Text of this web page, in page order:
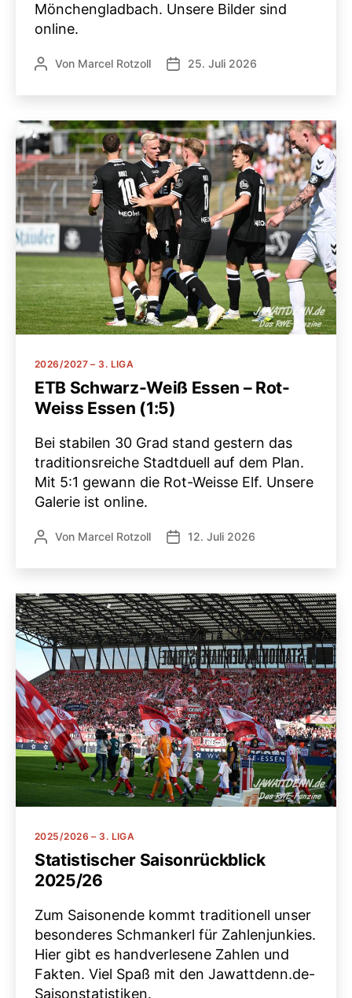
Mönchengladbach. Unsere Bilder sind
online.
Beitragsautor
Von Marcel Rotzoll Veröffentlichungsdatum
25. Juli 2026
Kategorien
2026/2027 – 3. LIGA
ETB Schwarz-Weiß Essen – Rot-
Weiss Essen (1:5)
Bei stabilen 30 Grad stand gestern das
traditionsreiche Stadtduell auf dem Plan.
Mit 5:1 gewann die Rot-Weisse Elf. Unsere
Galerie ist online.
Beitragsautor
Von Marcel Rotzoll Veröffentlichungsdatum
12. Juli 2026
Kategorien
2025/2026 – 3. LIGA
Statistischer Saisonrückblick
2025/26
Zum Saisonende kommt traditionell unser
besonderes Schmankerl für Zahlenjunkies.
Hier gibt es handverlesene Zahlen und
Fakten. Viel Spaß mit den Jawattdenn.de-
Saisonstatistiken.